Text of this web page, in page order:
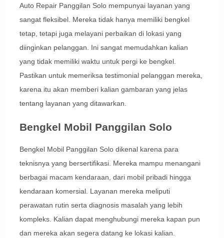
Auto Repair Panggilan Solo mempunyai layanan yang
sangat fleksibel. Mereka tidak hanya memiliki bengkel
tetap, tetapi juga melayani perbaikan di lokasi yang
diinginkan pelanggan. Ini sangat memudahkan kalian
yang tidak memiliki waktu untuk pergi ke bengkel.
Pastikan untuk memeriksa testimonial pelanggan mereka,
karena itu akan memberi kalian gambaran yang jelas
tentang layanan yang ditawarkan.
Bengkel Mobil Panggilan Solo
Bengkel Mobil Panggilan Solo dikenal karena para
teknisnya yang bersertifikasi. Mereka mampu menangani
berbagai macam kendaraan, dari mobil pribadi hingga
kendaraan komersial. Layanan mereka meliputi
perawatan rutin serta diagnosis masalah yang lebih
kompleks. Kalian dapat menghubungi mereka kapan pun
dan mereka akan segera datang ke lokasi kalian.